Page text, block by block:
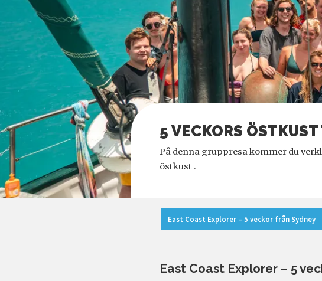
5 VECKORS
På denna gruppresa kommer du
östkust .
East Coast Explorer – 5 veckor från Sydney
East Coast Explorer – 5